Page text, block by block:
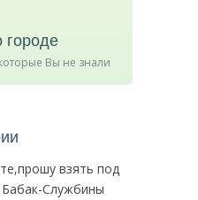
городе
Вы не знали
взять под
Службины